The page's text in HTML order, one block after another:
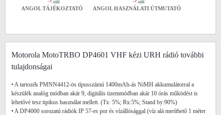
ANGOL TÁJÉKOZTATÓ ANGOL HASZNÁLATI ÚTMUTATÓ
Motorola MotoTRBO DP4601 VHF kézi URH rádió további
tulajdonságai
• A tartozék PMNN4412-ös típusszámú 1400mAh-ás NiMH akkumulátorral a
készülék analóg módban akár 9, digitális üzemmódban akár 10 órás működést is
lehetővé tesz tipikus használat mellett. (Tx: 5%; Rx:5%; Stand by:90%)
• A DP4000 sorozatú rádiók IP 57-es por és vízállósággal (víz alá meríthető 1 méter